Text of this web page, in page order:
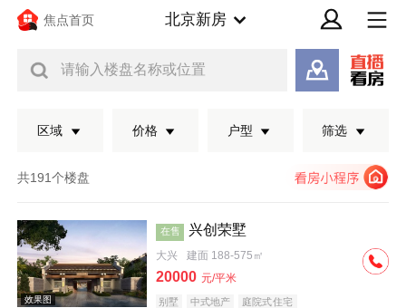
焦点首页 北京新房
请输入楼盘名称或位置
区域 价格 户型 筛选
共191个楼盘
在售 兴创荣墅
大兴 建面 188-575㎡
20000 元/平米
别墅 中式地产 庭院式住宅